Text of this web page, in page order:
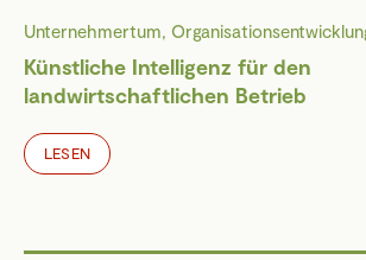
Unternehmertum,
Künstliche Intelligenz für den
landwirtschaftlichen Betrieb
LESEN